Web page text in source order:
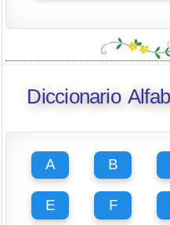
Diccionario
A B
E F